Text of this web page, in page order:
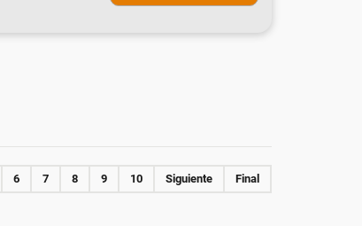
6 7 8 9 10 Siguiente Final